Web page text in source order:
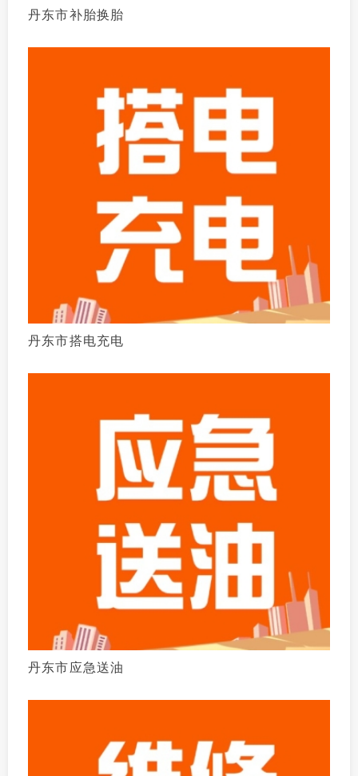
丹东市补胎换胎
丹东市搭电充电
丹东市应急送油